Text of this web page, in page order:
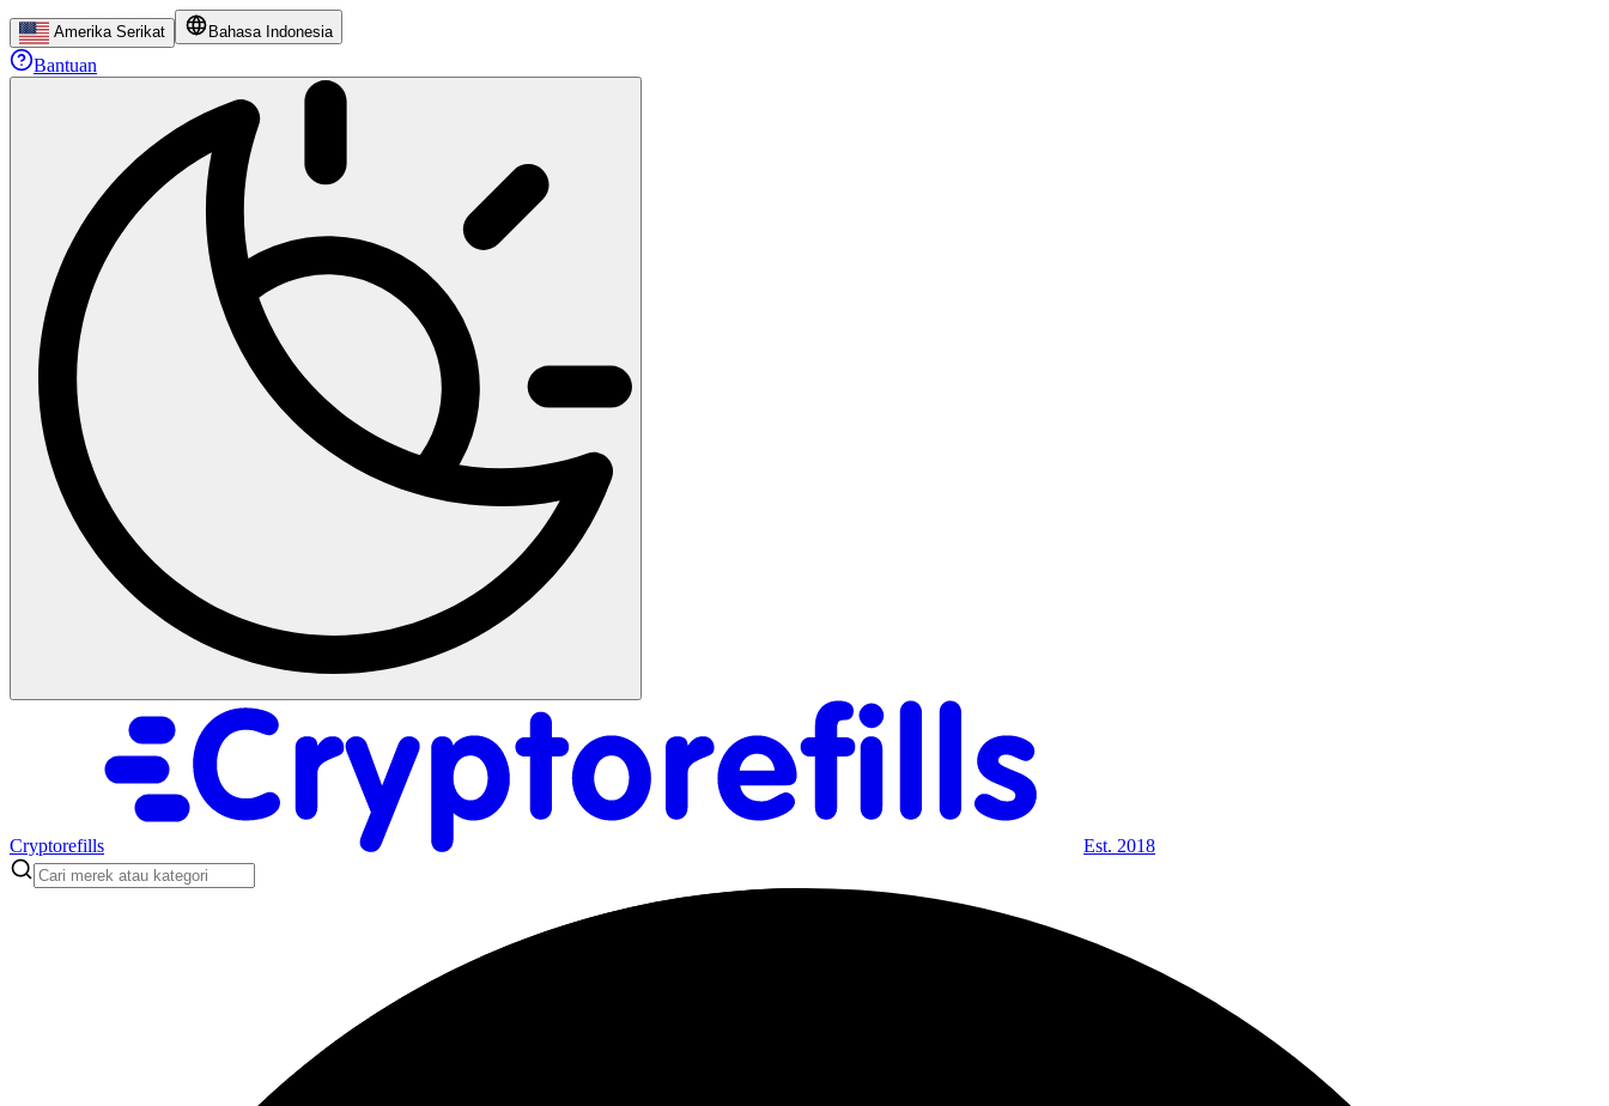
Amerika Serikat Bahasa Indonesia
Bantuan
Cryptorefills Est. 2018